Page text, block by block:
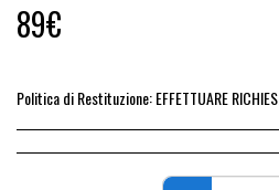
89€
Politica di Restituzione:EFFETTUARE RICHIESTA DI RESO ENTRO 14 GIORNI DALL&#039;ACQUISTO DEL RICAMBIO, IL RIMBORSO VIENE EMESSO ALLA CONSEGNA DEL RICAMBIO IN SEDE.